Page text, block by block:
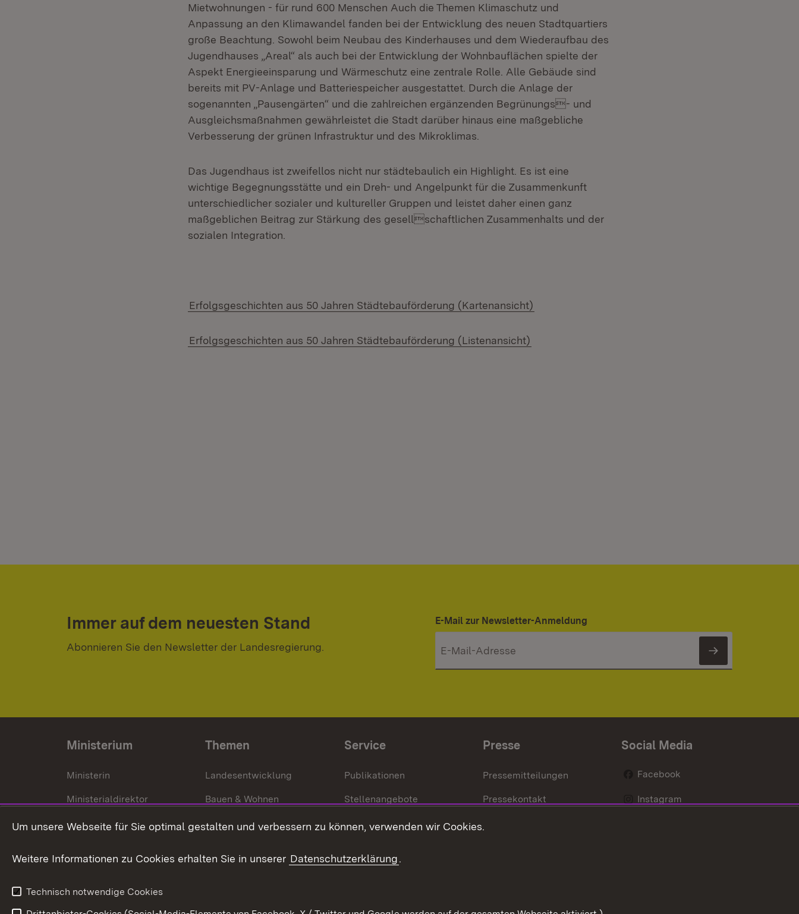
Mietwohnungen - für rund 600 Menschen Auch die Themen Klimaschutz und
Anpassung an den Klimawandel fanden bei der Entwicklung des neuen Stadtquartiers
große Beachtung. Sowohl beim Neubau des Kinderhauses und dem Wiederaufbau des
Jugendhauses „Areal“ als auch bei der Entwicklung der Wohnbauflächen spielte der
Aspekt Energieeinsparung und Wärmeschutz eine zentrale Rolle. Alle Gebäude sind
bereits mit PV-Anlage und Batteriespeicher ausgestattet. Durch die Anlage der
sogenannten „Pausengärten“ und die zahlreichen ergänzenden Begrünungs- und
Ausgleichsmaßnahmen gewährleistet die Stadt darüber hinaus eine maßgebliche
Verbesserung der grünen Infrastruktur und des Mikroklimas.
Das Jugendhaus ist zweifellos nicht nur städtebaulich ein Highlight. Es ist eine
wichtige Begegnungsstätte und ein Dreh- und Angelpunkt für die Zusammenkunft
unterschiedlicher sozialer und kultureller Gruppen und leistet daher einen ganz
maßgeblichen Beitrag zur Stärkung des gesellschaftlichen Zusammenhalts und der
sozialen Integration.
Erfolgsgeschichten aus 50 Jahren Städtebauförderung (Kartenansicht)
Erfolgsgeschichten aus 50 Jahren Städtebauförderung (Listenansicht)
Immer auf dem neuesten Stand
Abonnieren Sie den Newsletter der Landesregierung.
E-Mail zur Newsletter-Anmeldung
Newsletter
Ministerium
Ministerin
Ministerialdirektor
Organisation und Aufgaben
Themen
Landesentwicklung
Bauen & Wohnen
Städtebau
Service
Publikationen
Stellenangebote
Kontakt
Presse
Pressemitteilungen
Pressekontakt
Social Media
Facebook
Instagram
Um unsere Webseite für Sie optimal gestalten und verbessern zu können, verwenden wir Cookies.
Weitere Informationen zu Cookies erhalten Sie in unserer Datenschutzerklärung.
Technisch notwendige Cookies